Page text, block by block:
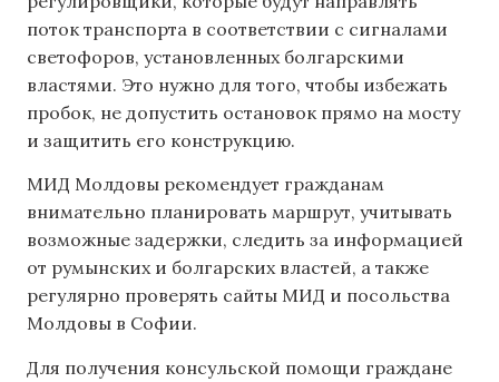
поток транспорта в соответствии с сигналами
светофоров, установленных болгарскими
властями. Это нужно для того, чтобы избежать
пробок, не допустить остановок прямо на мосту
и защитить его конструкцию.
МИД Молдовы рекомендует гражданам
внимательно планировать маршрут, учитывать
возможные задержки, следить за информацией
от румынских и болгарских властей, а также
регулярно проверять сайты МИД и посольства
Молдовы в Софии.
Для получения консульской помощи граждане